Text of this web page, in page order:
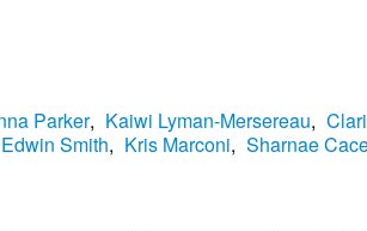
Parker, Kaiwi Lyman-Mersereau,
Smith, Kris Marconi, Sharnae